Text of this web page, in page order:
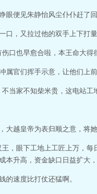
便见朱静怡风尘仆仆赶了
，又拉过他的双手上下打
口也早愈合啦，本王命大得
官们挥手示意，让他们上
当家不知柴米贵，这电站
越皇帝为表归顺之意，将
，眼下工地上工匠上万，
本升高，资金缺口日益扩大
的速度比打仗还猛啊。